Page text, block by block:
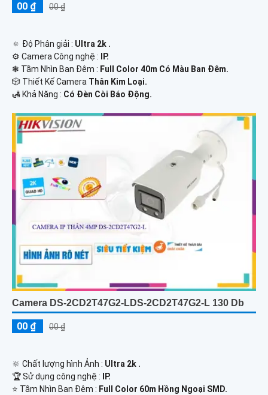
00 ₫ 00 ₫
🔅 Độ Phân giải : Ultra 2k .
⚙ Camera Công nghệ :
IP.
❃ Tầm Nhìn Ban Đêm : Full Color 40m Có Màu Ban Đêm.
🎲 Thiết Kế Camera Thân Kim Loại.
️🛃 Khả Năng : Có Đèn Còi Báo Động.
Camera DS-2CD2T47G2-LDS-2CD2T47G2-L 130 Db
00 ₫ 00 ₫
🔆 Chất lượng hình Ảnh : Ultra 2k .
🏆 Sử dụng công nghệ :
IP.
⭐ Tầm Nhìn Ban Đêm : Full Color 60m Hồng Ngoại SMD.